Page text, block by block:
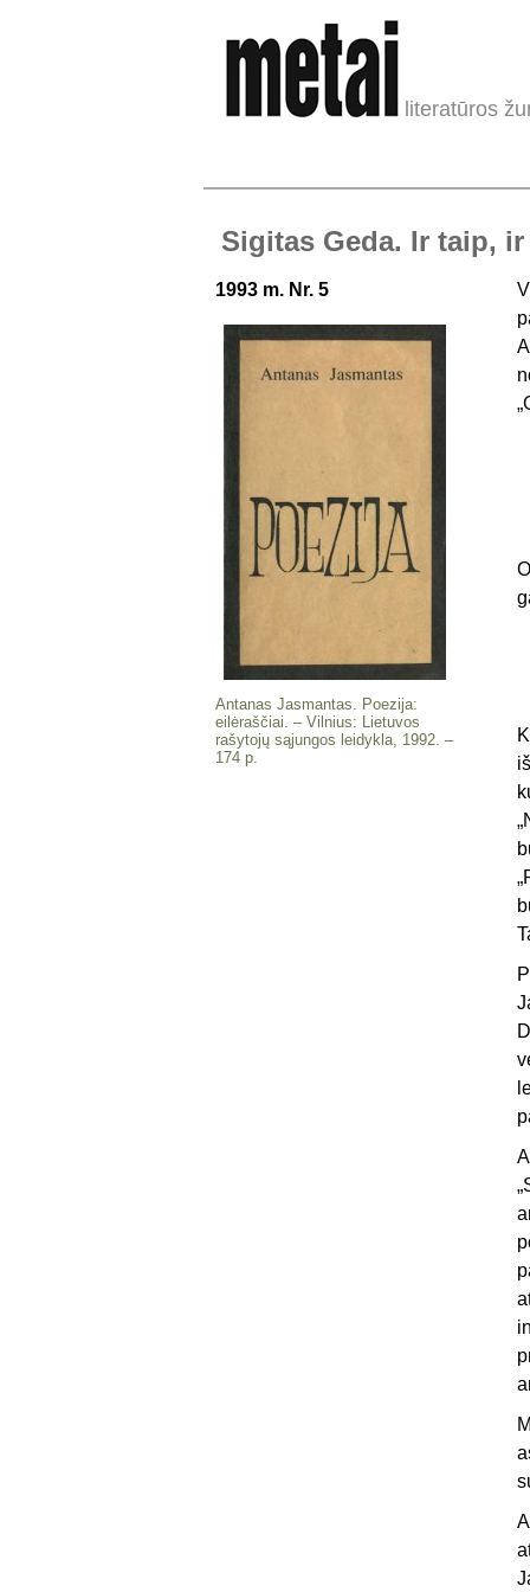
literatūros
Sigitas Geda. Ir taip,
1993 m. Nr. 5
Antanas Jasmantas. Poezija:
eilėraščiai. – Vilnius: Lietuvos
rašytojų sąjungos leidykla, 1992. –
174 p.